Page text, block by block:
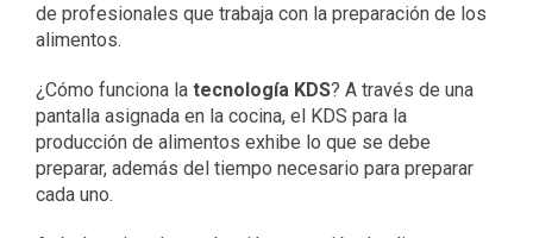
de profesionales que trabaja con la preparación de los
alimentos.
¿Cómo funciona la tecnología KDS? A través de una
pantalla asignada en la cocina, el KDS para la
producción de alimentos exhibe lo que se debe
preparar, además del tiempo necesario para preparar
cada uno.